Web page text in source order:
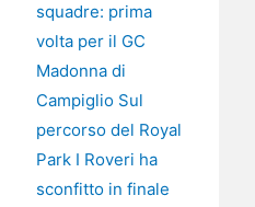
squadre: prima
volta per il GC
Madonna di
Campiglio Sul
percorso del Royal
Park I Roveri ha
sconfitto in finale